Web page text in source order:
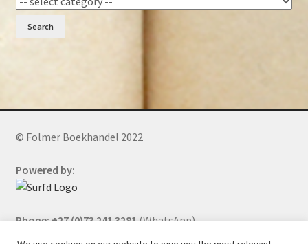
Search
© Folmer Boekhandel 2022
Powered by:
Phone: +27 (0)73 241 3281(WhatsApp)